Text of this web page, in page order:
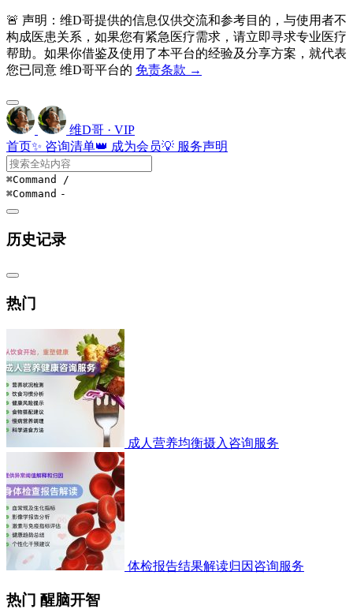
🚨 声明：维D哥提供的信息仅供交流和参考目的，与使用者不
构成医患关系，如果您有紧急医疗需求，请立即寻求专业医疗
帮助。如果你借鉴及使用了本平台的经验及分享方案，就代表
您已同意 维D哥平台的 免责条款 →
维D哥 · VIP
首页✨ 咨询清单👑 成为会员💡 服务声明
⌘Command /
⌘Command -
历史记录
热门
成人营养均衡摄入咨询服务
体检报告结果解读归因咨询服务
热门 醒脑开智